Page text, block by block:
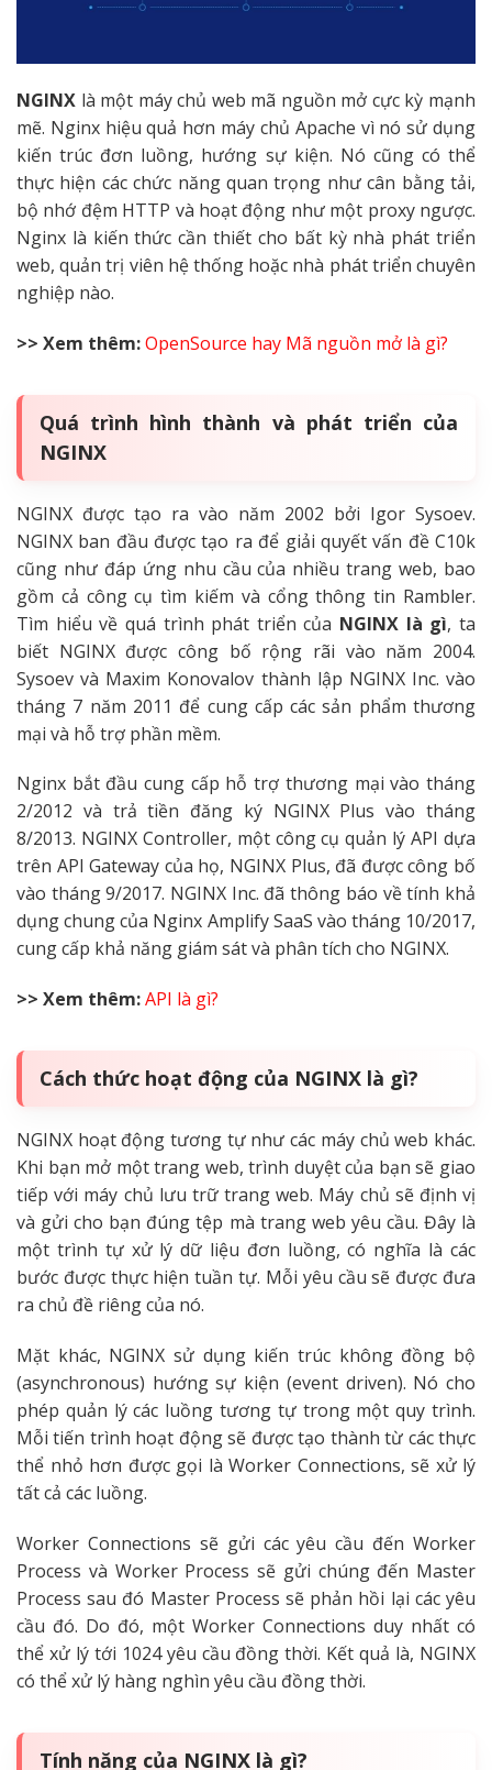
NGINX là một máy chủ web mã nguồn mở cực kỳ mạnh
mẽ. Nginx hiệu quả hơn máy chủ Apache vì nó sử dụng
kiến trúc đơn luồng, hướng sự kiện. Nó cũng có thể
thực hiện các chức năng quan trọng như cân bằng tải,
bộ nhớ đệm HTTP và hoạt động như một proxy ngược.
Nginx là kiến thức cần thiết cho bất kỳ nhà phát triển
web, quản trị viên hệ thống hoặc nhà phát triển chuyên
nghiệp nào.
>> Xem thêm:OpenSource hay Mã nguồn mở là gì?
Quá trình hình thành và phát triển của
NGINX
NGINX được tạo ra vào năm 2002 bởi Igor Sysoev.
NGINX ban đầu được tạo ra để giải quyết vấn đề C10k
cũng như đáp ứng nhu cầu của nhiều trang web, bao
gồm cả công cụ tìm kiếm và cổng thông tin Rambler.
Tìm hiểu về quá trình phát triển của NGINX là gì, ta
biết NGINX được công bố rộng rãi vào năm 2004.
Sysoev và Maxim Konovalov thành lập NGINX Inc. vào
tháng 7 năm 2011 để cung cấp các sản phẩm thương
mại và hỗ trợ phần mềm.
Nginx bắt đầu cung cấp hỗ trợ thương mại vào tháng
2/2012 và trả tiền đăng ký NGINX Plus vào tháng
8/2013. NGINX Controller, một công cụ quản lý API dựa
trên API Gateway của họ, NGINX Plus, đã được công bố
vào tháng 9/2017. NGINX Inc. đã thông báo về tính khả
dụng chung của Nginx Amplify SaaS vào tháng 10/2017,
cung cấp khả năng giám sát và phân tích cho NGINX.
>> Xem thêm:API là gì?
Cách thức hoạt động của NGINX là gì?
NGINX hoạt động tương tự như các máy chủ web khác.
Khi bạn mở một trang web, trình duyệt của bạn sẽ giao
tiếp với máy chủ lưu trữ trang web. Máy chủ sẽ định vị
và gửi cho bạn đúng tệp mà trang web yêu cầu. Đây là
một trình tự xử lý dữ liệu đơn luồng, có nghĩa là các
bước được thực hiện tuần tự. Mỗi yêu cầu sẽ được đưa
ra chủ đề riêng của nó.
Mặt khác, NGINX sử dụng kiến trúc không đồng bộ
(asynchronous) hướng sự kiện (event driven). Nó cho
phép quản lý các luồng tương tự trong một quy trình.
Mỗi tiến trình hoạt động sẽ được tạo thành từ các thực
thể nhỏ hơn được gọi là Worker Connections, sẽ xử lý
tất cả các luồng.
Worker Connections sẽ gửi các yêu cầu đến Worker
Process và Worker Process sẽ gửi chúng đến Master
Process sau đó Master Process sẽ phản hồi lại các yêu
cầu đó. Do đó, một Worker Connections duy nhất có
thể xử lý tới 1024 yêu cầu đồng thời. Kết quả là, NGINX
có thể xử lý hàng nghìn yêu cầu đồng thời.
Tính năng của NGINX là gì?